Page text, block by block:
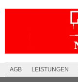
AGB LEISTUNGEN